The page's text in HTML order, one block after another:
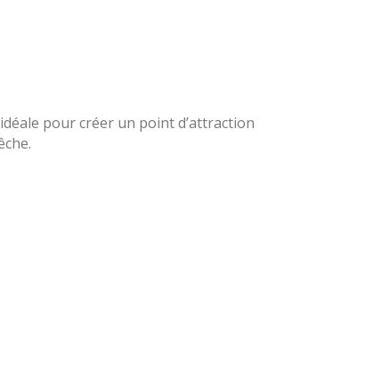
pour créer un point d’attraction